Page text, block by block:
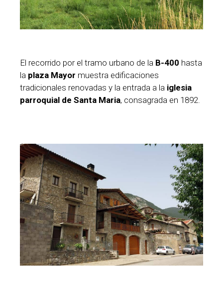
El recorrido por el tramo urbano de la B-400 hasta
la plaza Mayor muestra edificaciones
tradicionales renovadas y la entrada a la iglesia
parroquial de Santa Maria, consagrada en 1892.